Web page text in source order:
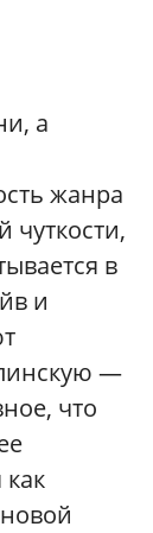
а
жанра
чуткости,
в
и
—
что